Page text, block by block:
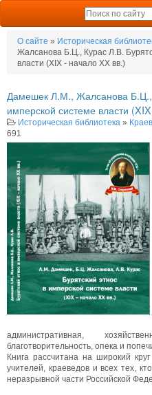
О сайте » Историческая
Жалсанова Б.Ц., Курас Л.В.
власти (XIX - начало XX вв.)
Дамешек Л.М., Жалсанова Б.Ц.,
имперской системе власти
Историческая библиотека »
691
административная,
благотворительность, опека и
Книга рассчитана на широкий
учителей, краеведов и всех тех,
неразрывной части Российской